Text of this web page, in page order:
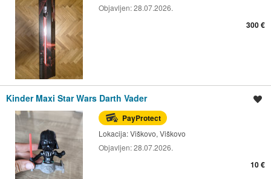
Objavljen:28.07.2026.
300 €
Kinder Maxi Star Wars Darth Vader
PayProtect
Lokacija:Viškovo, Viškovo
Objavljen:28.07.2026.
10 €